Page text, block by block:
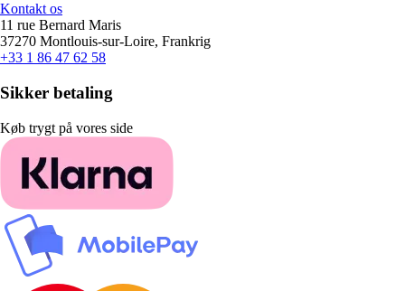
Kontakt os
11 rue Bernard Maris
37270 Montlouis-sur-Loire, Frankrig
+33 1 86 47 62 58
Sikker betaling
Køb trygt på vores side